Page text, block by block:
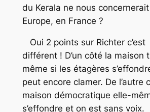
du Kerala ne nous
Europe, en France ?
Oui 2 points sur Richter c’est
différent ! D’un côté la maison
même si les étagères
peut encore clamer. De l’autre
maison démocratique elle-
s’effondre et on est sans voix.